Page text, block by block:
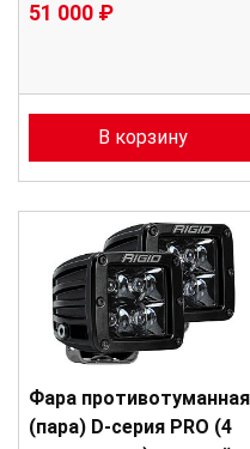
51 000 ₽
В корзину
Фара противотуманная
(пара) D-серия PRO (4